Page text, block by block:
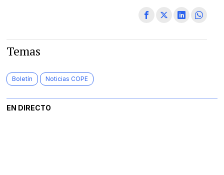
Temas
Boletín Noticias COPE
EN DIRECTO